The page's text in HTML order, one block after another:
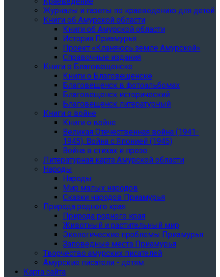
Журналы и газеты по краеведению для детей
Книги об Амурской области
Книги об Амурской области
История Приамурья
Проект «Кланяюсь земле Амурской»
Справочные издания
Книги о Благовещенске
Книги о Благовещенске
Благовещенск в фотоальбомах
Благовещенск исторический
Благовещенск литературный
Книги о войне
Книги о войне
Великая Отечественная война (1941-
1945). Война с Японией (1945)
Война в стихах и прозе
Литературная карта Амурской области
Народы
Народы
Мир малых народов
Сказки народов Приамурья
Природа родного края
Природа родного края
Животный и растительный мир
Экологические проблемы Приамурья
Заповедные места Приамурья
Творчество амурских писателей
Амурские писатели - детям
Карта сайта